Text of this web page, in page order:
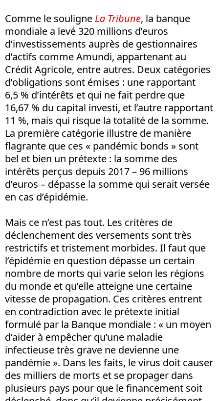
Comme le souligne La Tribune, la banque
mondiale a levé 320 millions d’euros
d’investissements auprès de gestionnaires
d’actifs comme Amundi, appartenant au
Crédit Agricole, entre autres. Deux catégories
d’obligations sont émises : une rapportant
6,5 % d’intérêts et qui ne fait perdre que
16,67 % du capital investi, et l’autre rapportant
11 %, mais qui risque la totalité de la somme.
La première catégorie illustre de manière
flagrante que ces « pandémic bonds » sont
bel et bien un prétexte : la somme des
intérêts perçus depuis 2017 – 96 millions
d’euros – dépasse la somme qui serait versée
en cas d’épidémie.
Mais ce n’est pas tout. Les critères de
déclenchement des versements sont très
restrictifs et tristement morbides. Il faut que
l’épidémie en question dépasse un certain
nombre de morts qui varie selon les régions
du monde et qu’elle atteigne une certaine
vitesse de propagation. Ces critères entrent
en contradiction avec le prétexte initial
formulé par la Banque mondiale : « un moyen
d’aider à empêcher qu’une maladie
infectieuse très grave ne devienne une
pandémie ». Dans les faits, le virus doit causer
des milliers de morts et se propager dans
plusieurs pays pour que le financement soit